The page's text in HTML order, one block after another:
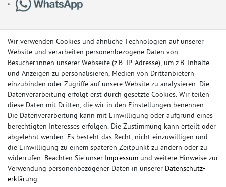
© Copyright 2026 Sportauspuff-Store.de - Alle Rechte vorbehalten.
Preisangaben inkl. gesetzlicher MwSt. und zzgl. Versandkosten
Das Internetportal für Sportendschalldämpfer, Komplettanlagen,
Rennsportanlagen, Sportendrohre, Universalteile, Fächerkrümmer,
Vorschalldämpfer, Sportkat, Ersatzrohr und Auspuffzubehör.
Wir verwenden Cookies und ähnliche Technologien auf unserer
Website und verarbeiten personenbezogene Daten von
Besucher:innen unserer Webseite (z.B. IP-Adresse), um z.B. Inhalte
und Anzeigen zu personalisieren, Medien von Drittanbietern
einzubinden oder Zugriffe auf unsere Website zu analysieren. Die
Datenverarbeitung erfolgt erst durch gesetzte Cookies. Wir teilen
diese Daten mit Dritten, die wir in den Einstellungen benennen.
Die Datenverarbeitung kann mit Einwilligung oder aufgrund eines
berechtigten Interesses erfolgen. Die Zustimmung kann erteilt oder
abgelehnt werden. Es besteht das Recht, nicht einzuwilligen und
die Einwilligung zu einem späteren Zeitpunkt zu ändern oder zu
widerrufen. Beachten Sie unser Impressum und weitere Hinweise zur
Verwendung personenbezogener Daten in unserer Daten­schutz­
erklärung.